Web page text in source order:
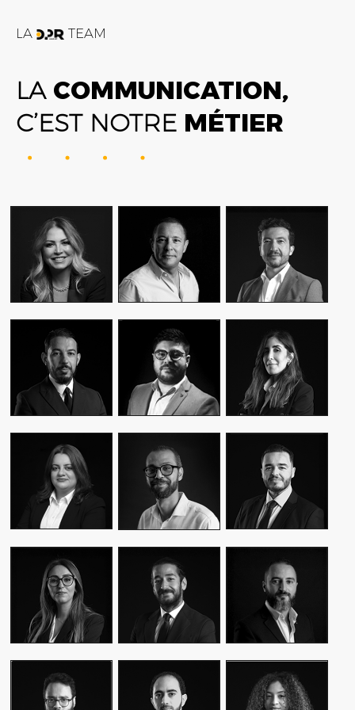
LA TEAM
LACOMMUNICATION,
C’EST NOTRE MÉTIER
FATIME ZOHRA
OUTAGHANI
CEO & FOUNDER
ALEX AXIOTIS
CEO & FOUNDER
AMIN FARES
GENERAL
MANAGER
WASSIM KASSARI
CHIEF FINANCIAL
OFFICER
MALIK IRAQI
MANAGING
DIRECTOR
YASMINE MYRIAM
DIRECTOR OF
OPERATIONS –
PUBLIC RELATIONS
MOUNA EL AZIM
DIRECTOR OF
OPERATIONS
AMINE LAGSSIR
STRATEGY
DIRECTOR
KARIM BENKIRAN
CHIEF CREATIVE
OFFICER
MEKHTOUME
PMO CHANGE &
WALID BAHYA
BUSINESS LEAD
GROUP
SAMI SABER
MEDIA RELATIONS
DIRECTOR